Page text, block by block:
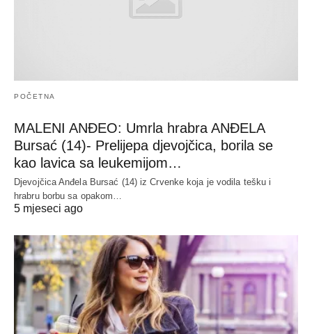
POČETNA
MALENI ANĐEO: Umrla hrabra ANĐELA
Bursać (14)- Prelijepa djevojčica, borila se
kao lavica sa leukemijom…
Djevojčica Anđela Bursać (14) iz Crvenke koja je vodila tešku i
hrabru borbu sa opakom…
5 mjeseci ago